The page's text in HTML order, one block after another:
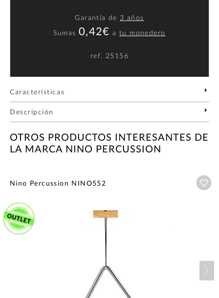
Garantía de 3 años
Sumas 0,42€ atu monedero
ref. 25156
Características
Descripción
OTROS PRODUCTOS INTERESANTES DE
LA MARCA NINO PERCUSSION
Nino Percussion NINO552